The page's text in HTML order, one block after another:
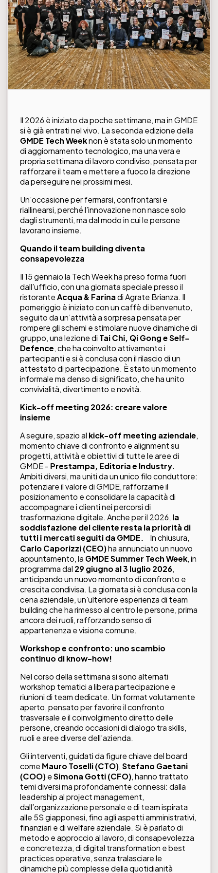
Il 2026 è iniziato da poche settimane, ma in GMDE
si è già entrati nel vivo. La seconda edizione della
GMDE Tech Weeknon è stata solo un momento
di aggiornamento tecnologico, ma una vera e
propria settimana di lavoro condiviso, pensata per
rafforzare il team e mettere a fuoco la direzione
da perseguire nei prossimi mesi.
Un’occasione per fermarsi, confrontarsi e
riallinearsi, perché l’innovazione non nasce solo
dagli strumenti, ma dal modo in cui le persone
lavorano insieme.
Quando il team building diventa
consapevolezza
Il 15 gennaio la Tech Week ha preso forma fuori
dall’ufficio, con una giornata speciale presso il
ristoranteAcqua & Farinadi Agrate Brianza. Il
pomeriggio è iniziato con un caffè di benvenuto,
seguito da un’attività a sorpresa pensata per
rompere gli schemi e stimolare nuove dinamiche di
gruppo, una lezione di Tai Chi, Qi Gong e Self-
Defence, che ha coinvolto attivamente i
partecipanti e si è conclusa con il rilascio di un
attestato di partecipazione. È stato un momento
informale ma denso di significato, che ha unito
convivialità, divertimento e novità.
Kick-off meeting 2026: creare valore
insieme
A seguire, spazio al kick-off meeting aziendale,
momento chiave di confronto e alignment su
progetti, attività e obiettivi di tutte le aree di
GMDE - Prestampa, Editoria e Industry.
Ambiti diversi, ma uniti da un unico filo conduttore:
potenziare il valore di GMDE, rafforzarne il
posizionamento e consolidare la capacità di
accompagnare i clienti nei percorsi di
trasformazione digitale. Anche per il 2026, la
soddisfazione del cliente resta la priorità di
tutti i mercati seguiti da GMDE.
In chiusura,
Carlo Caporizzi (CEO)ha annunciato un nuovo
appuntamento, la GMDE Summer Tech Week, in
programma dal 29 giugno al 3 luglio 2026,
anticipando un nuovo momento di confronto e
crescita condivisa. La giornata si è conclusa con la
cena aziendale, un’ulteriore esperienza di team
building che ha rimesso al centro le persone, prima
ancora dei ruoli, rafforzando senso di
appartenenza e visione comune.
Workshop e confronto: uno scambio
continuo di know-how!
Nel corso della settimana si sono alternati
workshop tematici a libera partecipazione e
riunioni di team dedicate. Un format volutamente
aperto, pensato per favorire il confronto
trasversale e il coinvolgimento diretto delle
persone, creando occasioni di dialogo tra skills,
ruoli e aree diverse dell’azienda.
Gli interventi, guidati da figure chiave del board
come Mauro Toselli (CTO),Stefano Gaetani
(COO)eSimona Gotti (CFO), hanno trattato
temi diversi ma profondamente connessi: dalla
leadership al project management,
dall’organizzazione personale e di team ispirata
alle 5S giapponesi, fino agli aspetti amministrativi,
finanziari e di welfare aziendale. Si è parlato di
metodo e approccio al lavoro, di consapevolezza
e concretezza, di digital transformation e best
practices operative, senza tralasciare le
dinamiche più complesse della quotidianità